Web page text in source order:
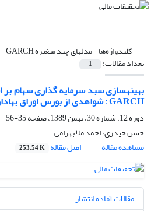
کلیدواژه‌ها =مدل‎های چند متغیره GARCH
تعداد مقالات: 1
GARCH : شواهدی از بورس اوراق بهادار تهران
دوره 12، شماره 30، بهمن 1389، صفحه
35-56
حسن حیدری، احمد ملا بهرامی
مشاهده مقاله
اصل مقاله 253.54 K
مقالات آماده انتشار